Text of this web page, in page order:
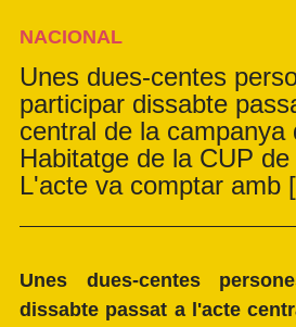
NACIONAL
Unes dues-centes
participar dissabte
central de la campanya
Habitatge de la CUP
L'acte va comptar
Unes dues-centes
dissabte passat a l'acte